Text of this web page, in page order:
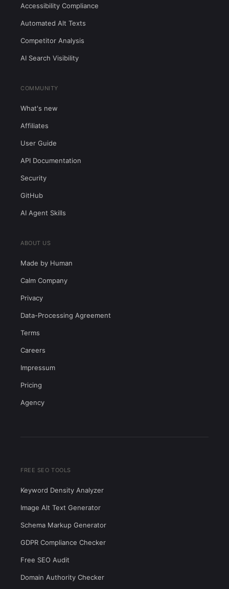
Accessibility Compliance
Automated Alt Texts
Competitor Analysis
AI Search Visibility
COMMUNITY
What's new
Affiliates
User Guide
API Documentation
Security
GitHub
AI Agent Skills
ABOUT US
Made by Human
Calm Company
Privacy
Data-Processing Agreement
Terms
Careers
Impressum
Pricing
Agency
FREE SEO TOOLS
Keyword Density Analyzer
Image Alt Text Generator
Schema Markup Generator
GDPR Compliance Checker
Free SEO Audit
Domain Authority Checker